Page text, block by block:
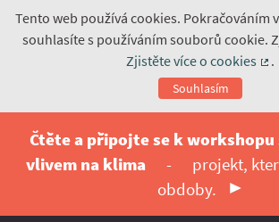
Tento web používá cookies. Pokračováním
souhlasíte s používáním souborů cookie.
Zjistěte více o cookies
.
Souhlasím
Čtěte a připojte se k workshopu
vlivem na klima
-
projekt,
obdoby.